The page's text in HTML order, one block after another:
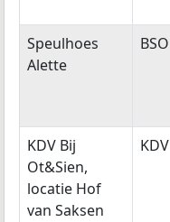
Speulhoes
Alette
BSO
KDV Bij
Ot&Sien,
locatie Hof
van Saksen
KDV